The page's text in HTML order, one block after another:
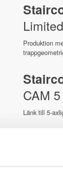
Limited
Produktion
CAM 5
Länk till 5-